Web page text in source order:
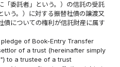
「委託者」という。）の信託の受託
いう。）に対する振替社債の譲渡又
債についての権利が信託財産に属す
of Book-Entry Transfer
of a trust (hereinafter simply
to a trustee of a trust